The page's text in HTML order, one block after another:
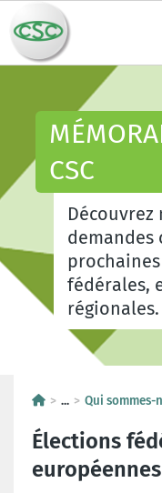
CSC
demandes
fédérales,
régionales.
... Qui sommes-
Élections
européennes